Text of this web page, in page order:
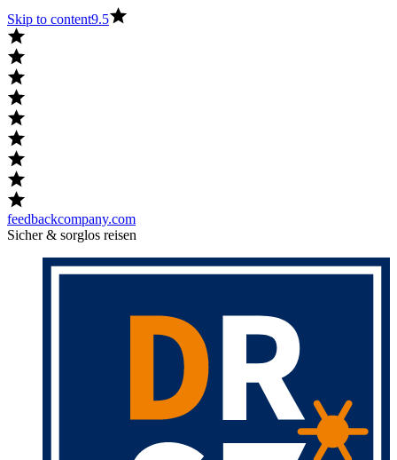
Skip to content9.5
feedbackcompany.com
Sicher & sorglos reisen